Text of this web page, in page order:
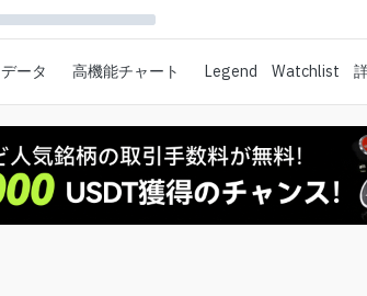
データ 高機能チャート Legend Watchlist